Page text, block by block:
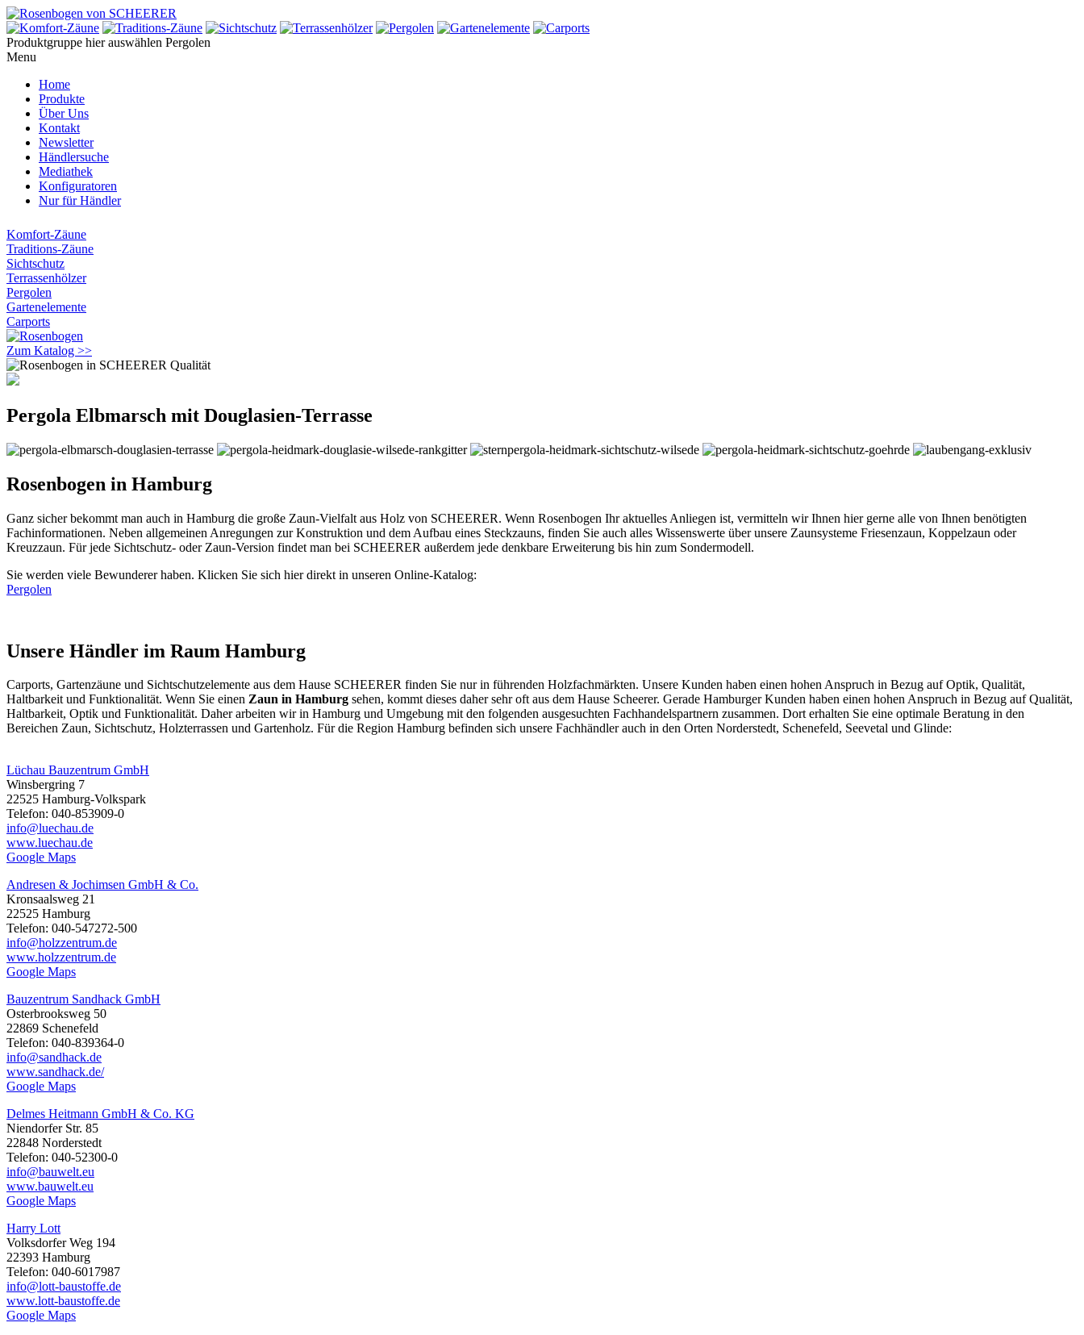
Produktgruppe hier auswählen Pergolen
Menu
Home
Produkte
Über Uns
Kontakt
Newsletter
Händlersuche
Mediathek
Konfiguratoren
Nur für Händler
Komfort-Zäune
Traditions-Zäune
Sichtschutz
Terrassenhölzer
Pergolen
Gartenelemente
Carports
Zum Katalog >>
Pergola Elbmarsch mit Douglasien-Terrasse
Rosenbogen in Hamburg
Ganz sicher bekommt man auch in Hamburg die große Zaun-Vielfalt aus Holz von SCHEERER. Wenn Rosenbogen Ihr aktuelles Anliegen ist, vermitteln wir Ihnen hier gerne alle von Ihnen benötigten
Fachinformationen. Neben allgemeinen Anregungen zur Konstruktion und dem Aufbau eines Steckzauns, finden Sie auch alles Wissenswerte über unsere Zaunsysteme Friesenzaun, Koppelzaun oder
Kreuzzaun. Für jede Sichtschutz- oder Zaun-Version findet man bei SCHEERER außerdem jede denkbare Erweiterung bis hin zum Sondermodell.
Sie werden viele Bewunderer haben. Klicken Sie sich hier direkt in unseren Online-Katalog:
Pergolen
Unsere Händler im Raum Hamburg
Carports, Gartenzäune und Sichtschutzelemente aus dem Hause SCHEERER finden Sie nur in führenden Holzfachmärkten. Unsere Kunden haben einen hohen Anspruch in Bezug auf Optik, Qualität,
Haltbarkeit und Funktionalität. Wenn Sie einen Zaun in Hamburg sehen, kommt dieses daher sehr oft aus dem Hause Scheerer. Gerade Hamburger Kunden haben einen hohen Anspruch in Bezug auf Qualität,
Haltbarkeit, Optik und Funktionalität. Daher arbeiten wir in Hamburg und Umgebung mit den folgenden ausgesuchten Fachhandelspartnern zusammen. Dort erhalten Sie eine optimale Beratung in den
Bereichen Zaun, Sichtschutz, Holzterrassen und Gartenholz. Für die Region Hamburg befinden sich unsere Fachhändler auch in den Orten Norderstedt, Schenefeld, Seevetal und Glinde:
Lüchau Bauzentrum GmbH
Winsbergring 7
22525 Hamburg-Volkspark
Telefon: 040-853909-0
info@luechau.de
www.luechau.de
Google Maps
Andresen & Jochimsen GmbH & Co.
Kronsaalsweg 21
22525 Hamburg
Telefon: 040-547272-500
info@holzzentrum.de
www.holzzentrum.de
Google Maps
Bauzentrum Sandhack GmbH
Osterbrooksweg 50
22869 Schenefeld
Telefon: 040-839364-0
info@sandhack.de
www.sandhack.de/
Google Maps
Delmes Heitmann GmbH & Co. KG
Niendorfer Str. 85
22848 Norderstedt
Telefon: 040-52300-0
info@bauwelt.eu
www.bauwelt.eu
Google Maps
Harry Lott
Volksdorfer Weg 194
22393 Hamburg
Telefon: 040-6017987
info@lott-baustoffe.de
www.lott-baustoffe.de
Google Maps